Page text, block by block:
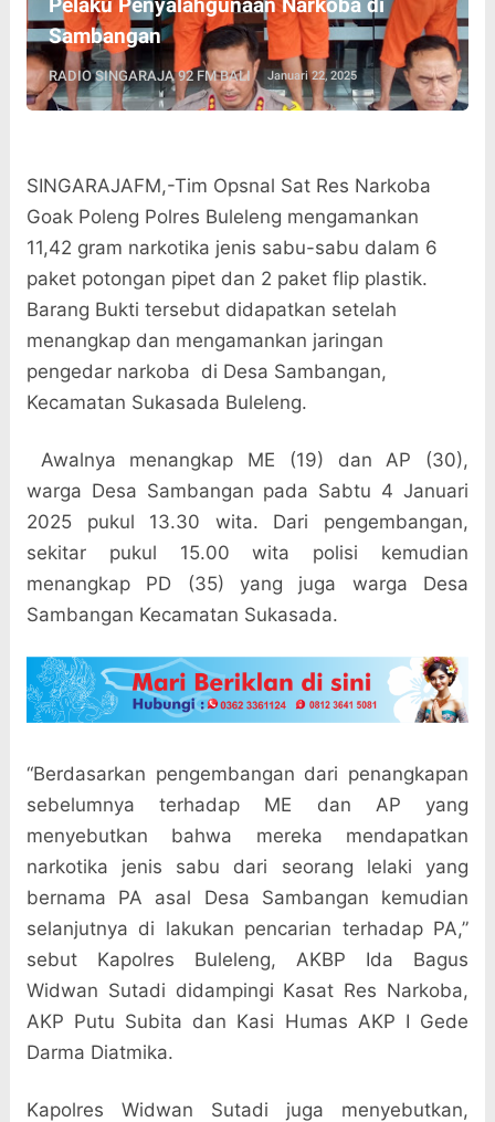
Sambangan
RADIO SINGARAJA 92 FM BALI Januari 22, 2025
SINGARAJAFM,-Tim Opsnal Sat Res Narkoba
Goak Poleng Polres Buleleng mengamankan
11,42 gram narkotika jenis sabu-sabu dalam 6
paket potongan pipet dan 2 paket flip plastik.
Barang Bukti tersebut didapatkan setelah
menangkap dan mengamankan jaringan
pengedar narkoba di Desa Sambangan,
Kecamatan Sukasada Buleleng.
Awalnya menangkap ME (19) dan AP (30),
warga Desa Sambangan pada Sabtu 4 Januari
2025 pukul 13.30 wita. Dari pengembangan,
sekitar pukul 15.00 wita polisi kemudian
menangkap PD (35) yang juga warga Desa
Sambangan Kecamatan Sukasada.
“Berdasarkan pengembangan dari penangkapan
sebelumnya terhadap ME dan AP yang
menyebutkan bahwa mereka mendapatkan
narkotika jenis sabu dari seorang lelaki yang
bernama PA asal Desa Sambangan kemudian
selanjutnya di lakukan pencarian terhadap PA,”
sebut Kapolres Buleleng, AKBP Ida Bagus
Widwan Sutadi didampingi Kasat Res Narkoba,
AKP Putu Subita dan Kasi Humas AKP I Gede
Darma Diatmika.
Kapolres Widwan Sutadi juga menyebutkan,